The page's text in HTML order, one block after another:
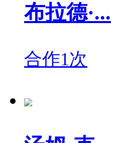
布拉德·...
合作1次